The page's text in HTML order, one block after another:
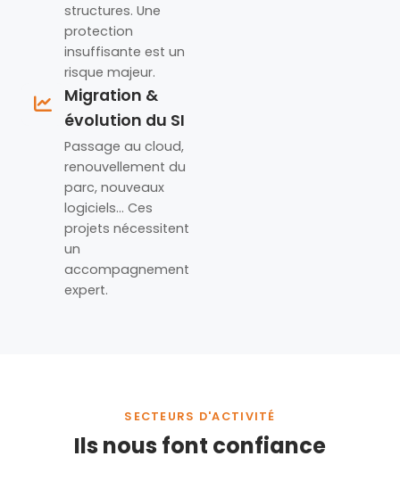
structures. Une
protection
insuffisante est un
risque majeur.
Migration &
évolution du SI
Passage au cloud,
renouvellement du
parc, nouveaux
logiciels… Ces
projets nécessitent
un
accompagnement
expert.
SECTEURS D'ACTIVITÉ
Ils nous font confiance